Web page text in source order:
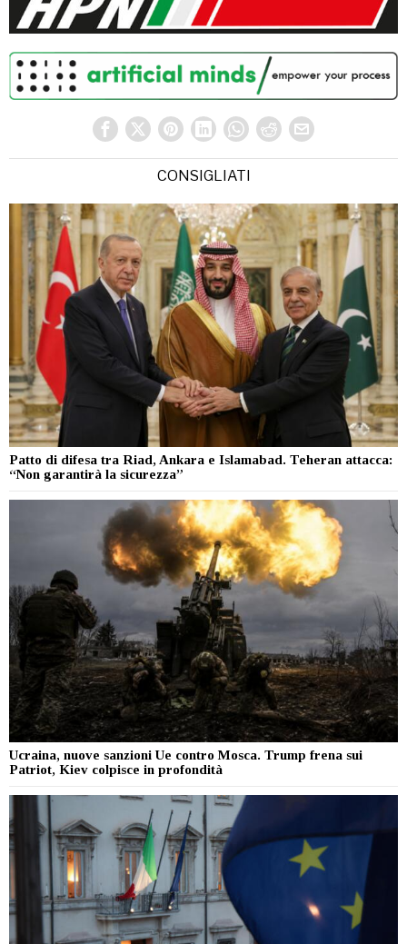
CONSIGLIATI
Patto di difesa tra Riad, Ankara e Islamabad. Teheran attacca:
“Non garantirà la sicurezza”
Ucraina, nuove sanzioni Ue contro Mosca. Trump frena sui
Patriot, Kiev colpisce in profondità